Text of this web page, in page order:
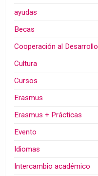
ayudas
Becas
Cooperación al Desarrollo
Cultura
Cursos
Erasmus
Erasmus + Prácticas
Evento
Idiomas
Intercambio académico